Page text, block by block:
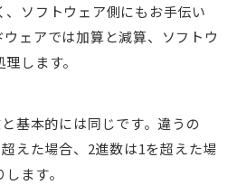
、ソフトウェア側にもお手伝い
ェアでは加算と減算、ソフトウ
理します。
基本的には同じです。違うの
えた場合、2進数は1を超えた場
します。